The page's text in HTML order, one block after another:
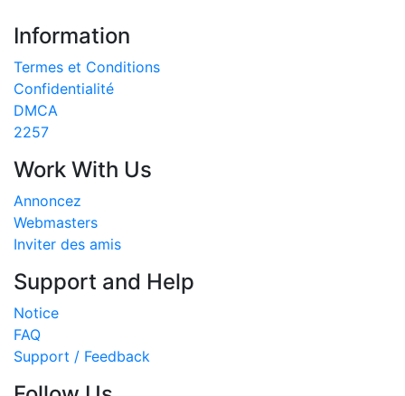
Information
Termes et Conditions
Confidentialité
DMCA
2257
Work With Us
Annoncez
Webmasters
Inviter des amis
Support and Help
Notice
FAQ
Support / Feedback